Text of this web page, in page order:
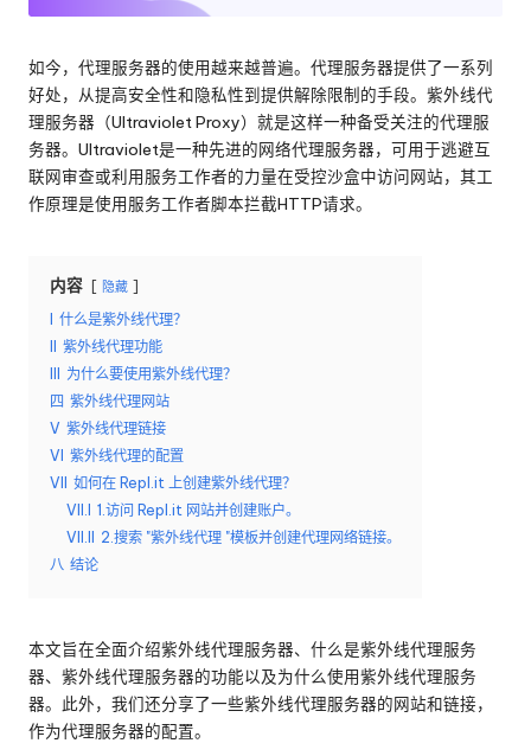
器
[
免
费
试
-
O
e
y
ro
y
代
设
置
教
程、
网
络
等。
如今，代理服务器的使用越来越普遍。代理服务器提供了一系列
好处，从提高安全性和隐私性到提供解除限制的手段。紫外线代
理服务器（Ultraviolet Proxy）就是这样一种备受关注的代理服
务器。Ultraviolet是一种先进的网络代理服务器，可用于逃避互
联网审查或利用服务工作者的力量在受控沙盒中访问网站，其工
作原理是使用服务工作者脚本拦截HTTP请求。
内容 隐藏
什么是紫外线代理？
紫外线代理功能
为什么要使用紫外线代理？
四 紫外线代理网站
V 紫外线代理链接
VI 紫外线代理的配置
VII
如何在 Repl.it 上创建紫外线代理？
VII.I 1.访问 Repl.it 网站并创建账户。
VII.II
2.搜索 "紫外线代理 "模板并创建代理网络链接。
八 结论
本文旨在全面介绍紫外线代理服务器、什么是紫外线代理服务
器、紫外线代理服务器的功能以及为什么使用紫外线代理服务
器。此外，我们还分享了一些紫外线代理服务器的网站和链接，
作为代理服务器的配置。